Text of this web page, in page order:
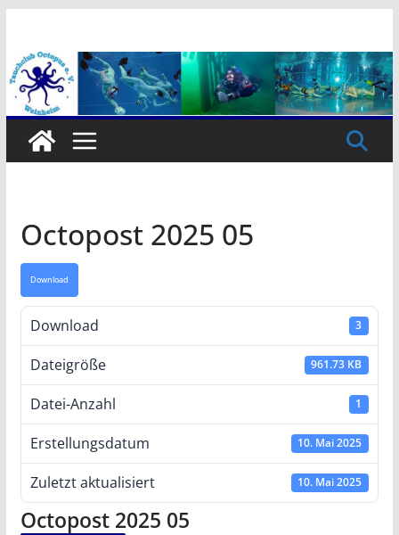
springen
Octopost 2025 05
Download
Download 3
Dateigröße 961.73 KB
Datei-Anzahl 1
Erstellungsdatum 10. Mai 2025
Zuletzt aktualisiert 10. Mai 2025
Octopost 2025 05